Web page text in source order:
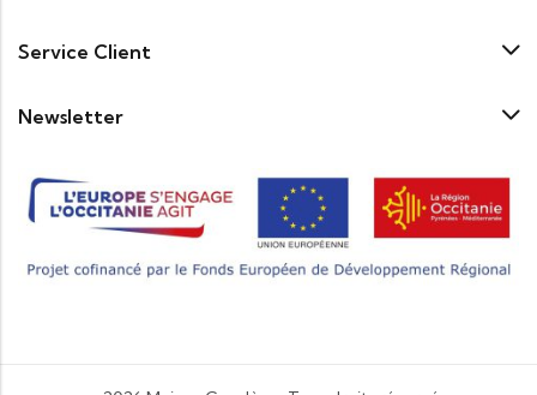
Service Client
Newsletter